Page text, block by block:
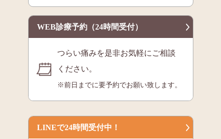
WEB診療予約（24時間受付）
つらい痛みを是非お気軽にご相談
ください。
※前日までに要予約でお願い致します。
LINEで24時間受付中！